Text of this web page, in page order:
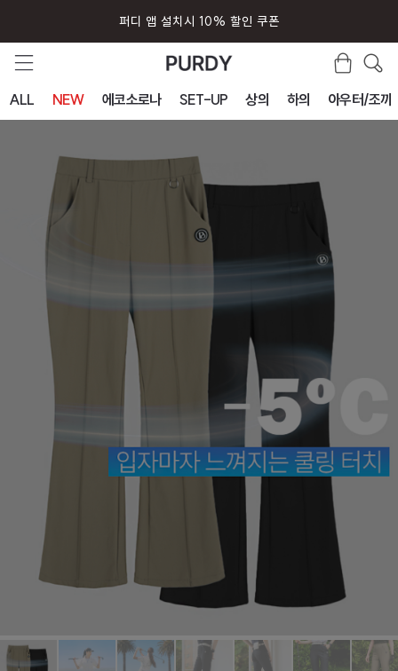
퍼디 앱 설치시 10% 할인 쿠폰
ALL NEW 에코소로나 SET-UP 상의 하의 아우터/조끼